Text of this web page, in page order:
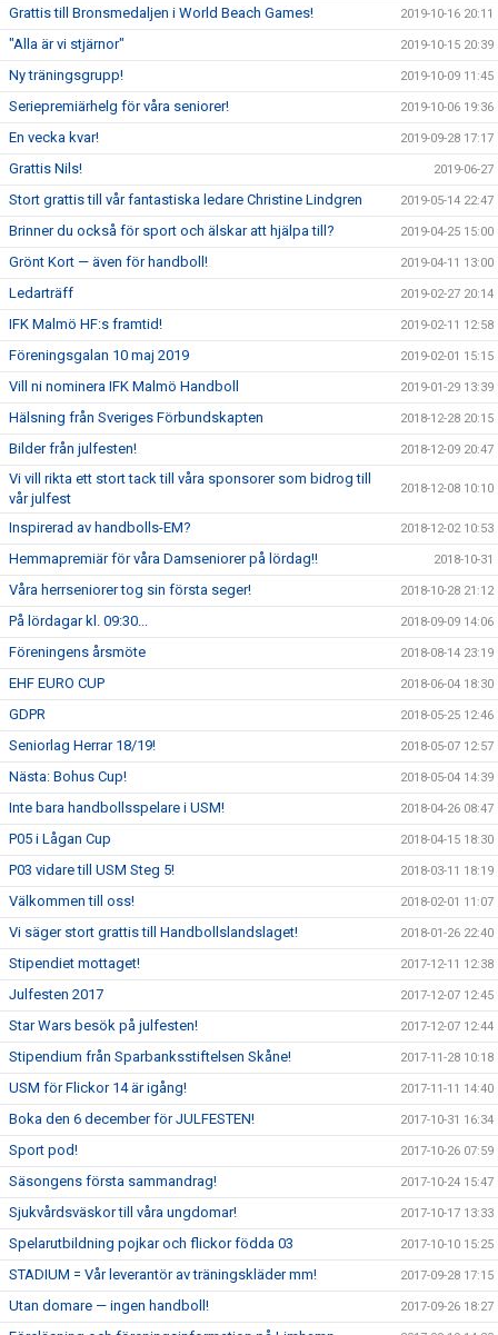
Grattis till Bronsmedaljen i World Beach Games! 2019-10-16 20:11
"Alla är vi stjärnor" 2019-10-15 20:39
Ny träningsgrupp! 2019-10-09 11:45
Seriepremiärhelg för våra seniorer! 2019-10-06 19:36
En vecka kvar! 2019-09-28 17:17
Grattis Nils! 2019-06-27
Stort grattis till vår fantastiska ledare Christine Lindgren 2019-05-14 22:47
Brinner du också för sport och älskar att hjälpa till? 2019-04-25 15:00
Grönt Kort — även för handboll! 2019-04-11 13:00
Ledarträff 2019-02-27 20:14
IFK Malmö HF:s framtid! 2019-02-11 12:58
Föreningsgalan 10 maj 2019 2019-02-01 15:15
Vill ni nominera IFK Malmö Handboll 2019-01-29 13:39
Hälsning från Sveriges Förbundskapten 2018-12-28 20:15
Bilder från julfesten! 2018-12-09 20:47
Vi vill rikta ett stort tack till våra sponsorer som bidrog till
vår julfest
2018-12-08 10:10
Inspirerad av handbolls-EM? 2018-12-02 10:53
Hemmapremiär för våra Damseniorer på lördag!! 2018-10-31
Våra herrseniorer tog sin första seger! 2018-10-28 21:12
På lördagar kl. 09:30... 2018-09-09 14:06
Föreningens årsmöte 2018-08-14 23:19
EHF EURO CUP 2018-06-04 18:30
GDPR 2018-05-25 12:46
Seniorlag Herrar 18/19! 2018-05-07 12:57
Nästa: Bohus Cup! 2018-05-04 14:39
Inte bara handbollsspelare i USM! 2018-04-26 08:47
P05 i Lågan Cup 2018-04-15 18:30
P03 vidare till USM Steg 5! 2018-03-11 18:19
Välkommen till oss! 2018-02-01 11:07
Vi säger stort grattis till Handbollslandslaget! 2018-01-26 22:40
Stipendiet mottaget! 2017-12-11 12:38
Julfesten 2017 2017-12-07 12:45
Star Wars besök på julfesten! 2017-12-07 12:44
Stipendium från Sparbanksstiftelsen Skåne! 2017-11-28 10:18
USM för Flickor 14 är igång! 2017-11-11 14:40
Boka den 6 december för JULFESTEN! 2017-10-31 16:34
Sport pod! 2017-10-26 07:59
Säsongens första sammandrag! 2017-10-24 15:47
Sjukvårdsväskor till våra ungdomar! 2017-10-17 13:33
Spelarutbildning pojkar och flickor födda 03 2017-10-10 15:25
STADIUM = Vår leverantör av träningskläder mm! 2017-09-28 17:15
Utan domare — ingen handboll! 2017-09-26 18:27